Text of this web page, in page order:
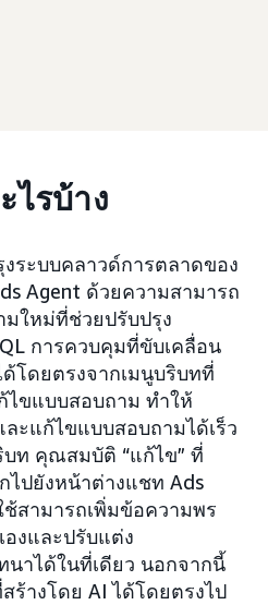
ไรบ้าง
ระบบคลาวด์การตลาดของ
Agent ด้วยความสามารถ
ใหม่ที่ช่วยปรับปรุง
การควบคุมที่ขับเคลื่อน
โดยตรงจากเมนูบริบทที่
ไขแบบสอบถาม ทำให้
ะแก้ไขแบบสอบถามได้เร็ว
ท คุณสมบัติ “แก้ไข” ที่
ไปยังหน้าต่างแชท Ads
สามารถเพิ่มข้อความพร
งและปรับแต่ง
าได้ในที่เดียว นอกจากนี้
ร้างโดย AI ได้โดยตรงไป